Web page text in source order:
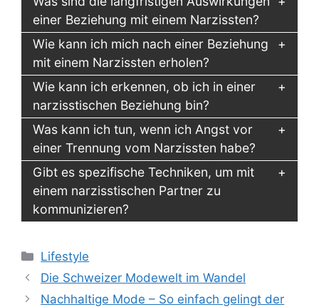
einer Beziehung mit einem Narzissten?
Wie kann ich mich nach einer Beziehung
mit einem Narzissten erholen?
Wie kann ich erkennen, ob ich in einer
narzisstischen Beziehung bin?
Was kann ich tun, wenn ich Angst vor
einer Trennung vom Narzissten habe?
Gibt es spezifische Techniken, um mit
einem narzisstischen Partner zu
kommunizieren?
Kategorien
Lifestyle
Die Schweizer Modewelt im Wandel
Nachhaltige Mode – So einfach gelingt der